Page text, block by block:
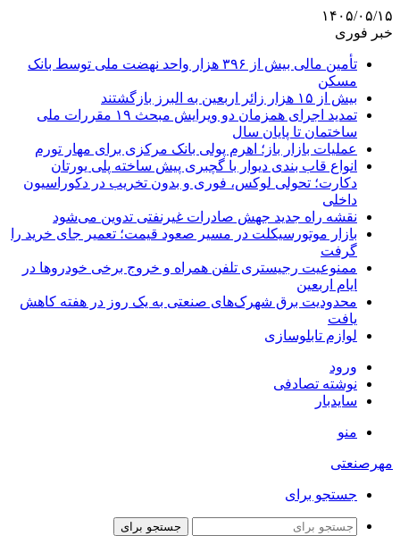
۱۴۰۵/۰۵/۱۵
خبر فوری
تأمین مالی بیش از ۳۹۶ هزار واحد نهضت ملی توسط بانک
مسکن
بیش از ۱۵ هزار زائر اربعین به البرز بازگشتند
تمدید اجرای همزمان دو ویرایش مبحث ۱۹ مقررات ملی
ساختمان تا پایان سال
عملیات بازار باز؛ اهرم پولی بانک مرکزی برای مهار تورم
انواع قاب بندی دیوار با گچبری پیش ساخته پلی یورتان
دکارت؛ تحولی لوکس، فوری و بدون تخریب در دکوراسیون
داخلی
نقشه راه جدید جهش صادرات غیرنفتی تدوین می‌شود
بازار موتورسیکلت در مسیر صعود قیمت؛ تعمیر جای خرید را
گرفت
ممنوعیت رجیستری تلفن همراه و خروج برخی خودروها در
ایام اربعین
محدودیت برق شهرک‌های صنعتی به یک روز در هفته کاهش
یافت
لوازم تابلوسازی
ورود
نوشته تصادفی
سایدبار
منو
مهرصنعتی
جستجو برای
جستجو برای